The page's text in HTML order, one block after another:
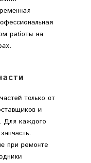
работы на
только от
и
Для каждого
при ремонте